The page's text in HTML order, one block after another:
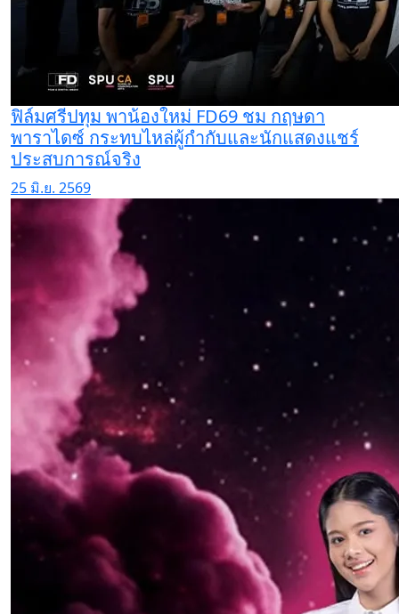
ฟิล์มศรีปทุม พาน้องใหม่ FD69 ชม กฤษดา
พาราไดซ์ กระทบไหล่ผู้กำกับและนักแสดงแชร์
ประสบการณ์จริง
25 มิ.ย. 2569